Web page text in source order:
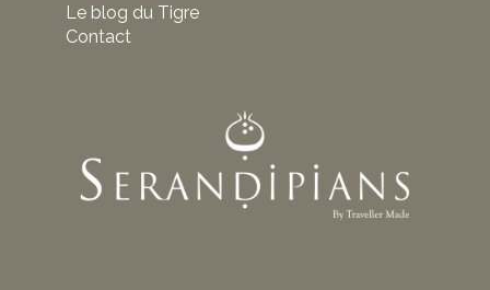
Le blog du Tigre
Contact